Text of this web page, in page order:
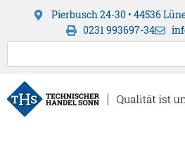
Pierbusch 24-30 • 44536
0231 993697-34